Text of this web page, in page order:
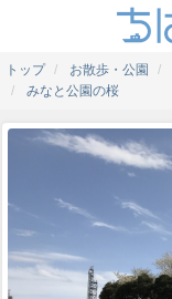
トップ お散歩・公園
みなと公園の桜